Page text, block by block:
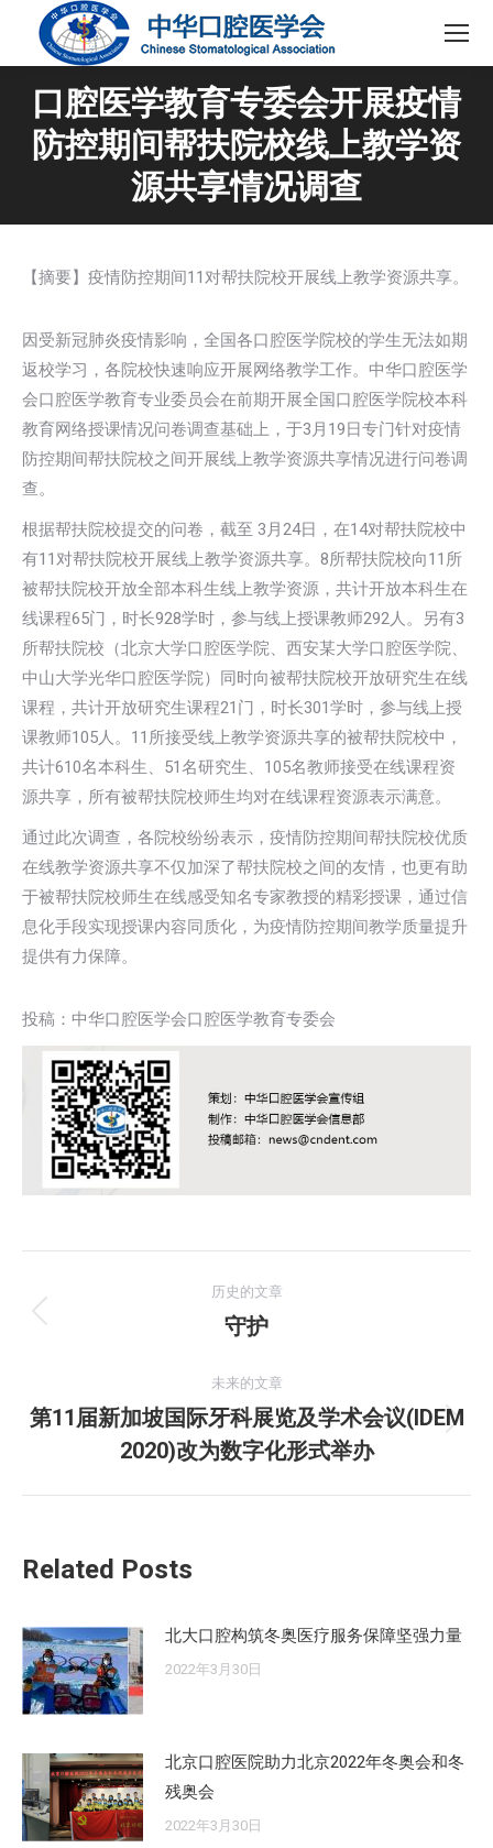
口腔医学教育专委会开展疫情
防控期间帮扶院校线上教学资
源共享情况调查
【摘要】疫情防控期间11对帮扶院校开展线上教学资源共享。
因受新冠肺炎疫情影响，全国各口腔医学院校的学生无法如期
返校学习，各院校快速响应开展网络教学工作。中华口腔医学
会口腔医学教育专业委员会在前期开展全国口腔医学院校本科
教育网络授课情况问卷调查基础上，于3月19日专门针对疫情
防控期间帮扶院校之间开展线上教学资源共享情况进行问卷调
查。
根据帮扶院校提交的问卷，截至 3月24日，在14对帮扶院校中
有11对帮扶院校开展线上教学资源共享。8所帮扶院校向11所
被帮扶院校开放全部本科生线上教学资源，共计开放本科生在
线课程65门，时长928学时，参与线上授课教师292人。另有3
所帮扶院校（北京大学口腔医学院、西安某大学口腔医学院、
中山大学光华口腔医学院）同时向被帮扶院校开放研究生在线
课程，共计开放研究生课程21门，时长301学时，参与线上授
课教师105人。11所接受线上教学资源共享的被帮扶院校中，
共计610名本科生、51名研究生、105名教师接受在线课程资
源共享，所有被帮扶院校师生均对在线课程资源表示满意。
通过此次调查，各院校纷纷表示，疫情防控期间帮扶院校优质
在线教学资源共享不仅加深了帮扶院校之间的友情，也更有助
于被帮扶院校师生在线感受知名专家教授的精彩授课，通过信
息化手段实现授课内容同质化，为疫情防控期间教学质量提升
提供有力保障。
投稿：中华口腔医学会口腔医学教育专委会
章
航
历史的文章
历
的
文
章：
守护
未来的文章
未
来
的
第11届新加坡国际牙科展览及学术会议(IDEM
2020)改为数字化形式举办
Related Posts
北大口腔构筑冬奥医疗服务保障坚强力量
2022年3月30日
北京口腔医院助力北京2022年冬奥会和冬
残奥会
2022年3月30日